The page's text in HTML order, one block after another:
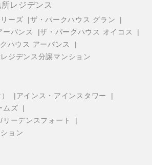
レジデンス
ーズ
ザ・パークハウス グラン
ーバンス
ザ・パークハウス オイコス
ハウス アーバンス
ジデンス分譲マンション
アインス・アインスタワー
ムズ
リーデンスフォート
ョン